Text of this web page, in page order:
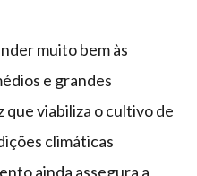
muito bem às
e grandes
viabiliza o cultivo de
climáticas
ainda assegura a